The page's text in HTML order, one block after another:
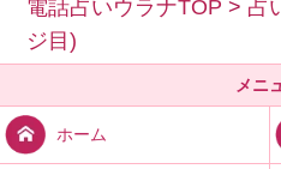
電話占いウラナTOP > 占
ジ目)
メニ
ホーム